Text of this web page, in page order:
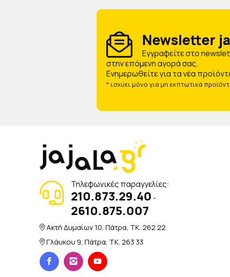
Newsletter
Eγγραφείτε στο
στην επόμενη αγορά σας.
Ενημερωθείτε για τα νέα
* ισχύει μόνο για μη εκπτωτικά
Τηλεφωνικές παραγγελίες:
210.873.29.40 -
2610.875.007
Ακτή Δυμαίων 10, Πάτρα, TK. 262 22
Γλάυκου 9, Πάτρα, TK. 263 33